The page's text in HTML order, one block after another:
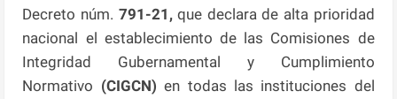
Decreto núm. 791-21,que declara de alta prioridad
nacional el establecimiento de las Comisiones de
Integridad Gubernamental y Cumplimiento
Normativo (CIGCN)en todas las instituciones del